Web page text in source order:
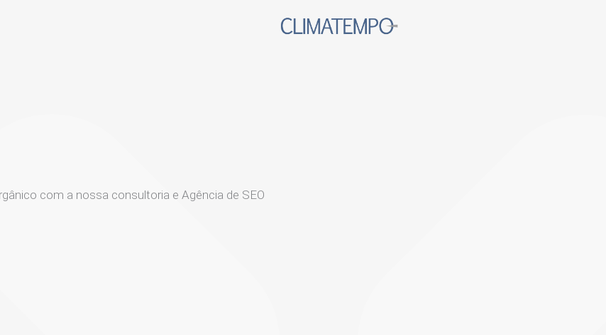
com a nossa consultoria e Agência de SEO